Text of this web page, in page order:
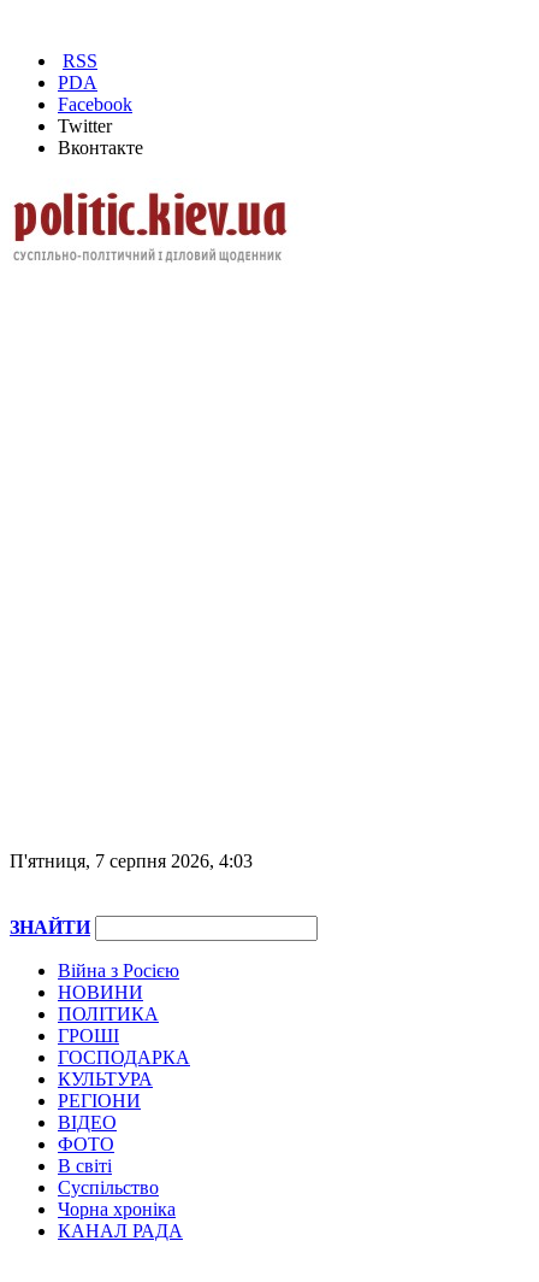
RSS
PDA
Facebook
Twitter
Вконтакте
П'ятниця, 7 серпня 2026, 4:03
ЗНАЙТИ
Війна з Росією
НОВИНИ
ПОЛІТИКА
ГРОШІ
ГОСПОДАРКА
КУЛЬТУРА
РЕГІОНИ
ВІДЕО
ФОТО
В світі
Суспільство
Чорна хроніка
КАНАЛ РАДА